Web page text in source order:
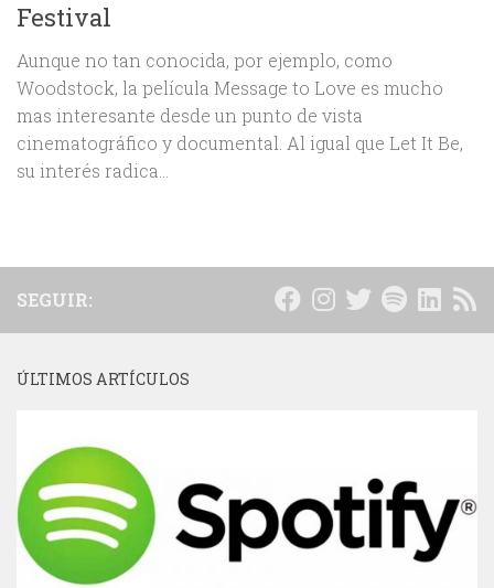
Festival
Aunque no tan conocida, por ejemplo, como
Woodstock, la película Message to Love es mucho
mas interesante desde un punto de vista
cinematográfico y documental. Al igual que Let It Be,
su interés radica...
SEGUIR:
ÚLTIMOS ARTÍCULOS